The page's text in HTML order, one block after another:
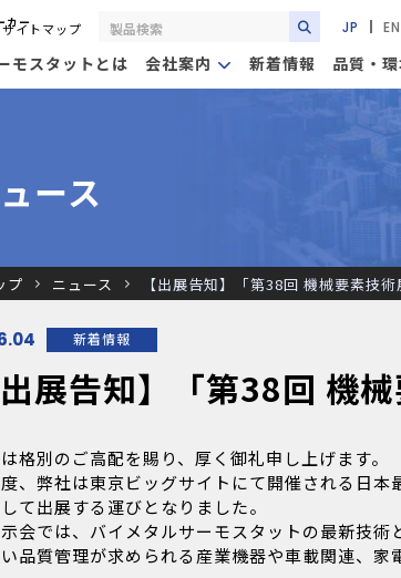
カー
モスタットとは 会社案内 新着情報 品質・
サイトマップ JP EN
ース
プ ニュース 【出展告知】「第38回 機械要素技術
新着情報
出展告知】「第38回 機
格別のご高配を賜り、厚く御礼申し上げます。
、弊社は東京ビッグサイトにて開催される日
て出展する運びとなりました。
会では、バイメタルサーモスタットの最新技術
品質管理が求められる産業機器や車載関連、家